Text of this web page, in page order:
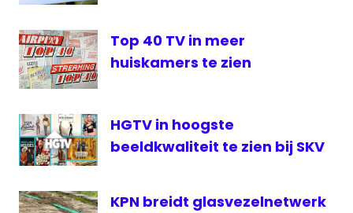
Top 40 TV in meer
huiskamers te zien
HGTV in hoogste
beeldkwaliteit te zien bij SKV
KPN breidt glasvezelnetwerk